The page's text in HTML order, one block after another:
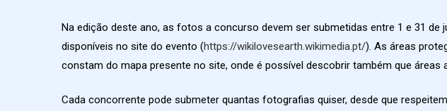
Na edição deste ano, as fotos a concurso devem ser submetidas entre 1 e 31 de
disponíveis no site do evento (https://wikilovesearth.wikimedia.pt/). As áreas
constam do mapa presente no site, onde é possível descobrir também que áreas
Cada concorrente pode submeter quantas fotografias quiser, desde que